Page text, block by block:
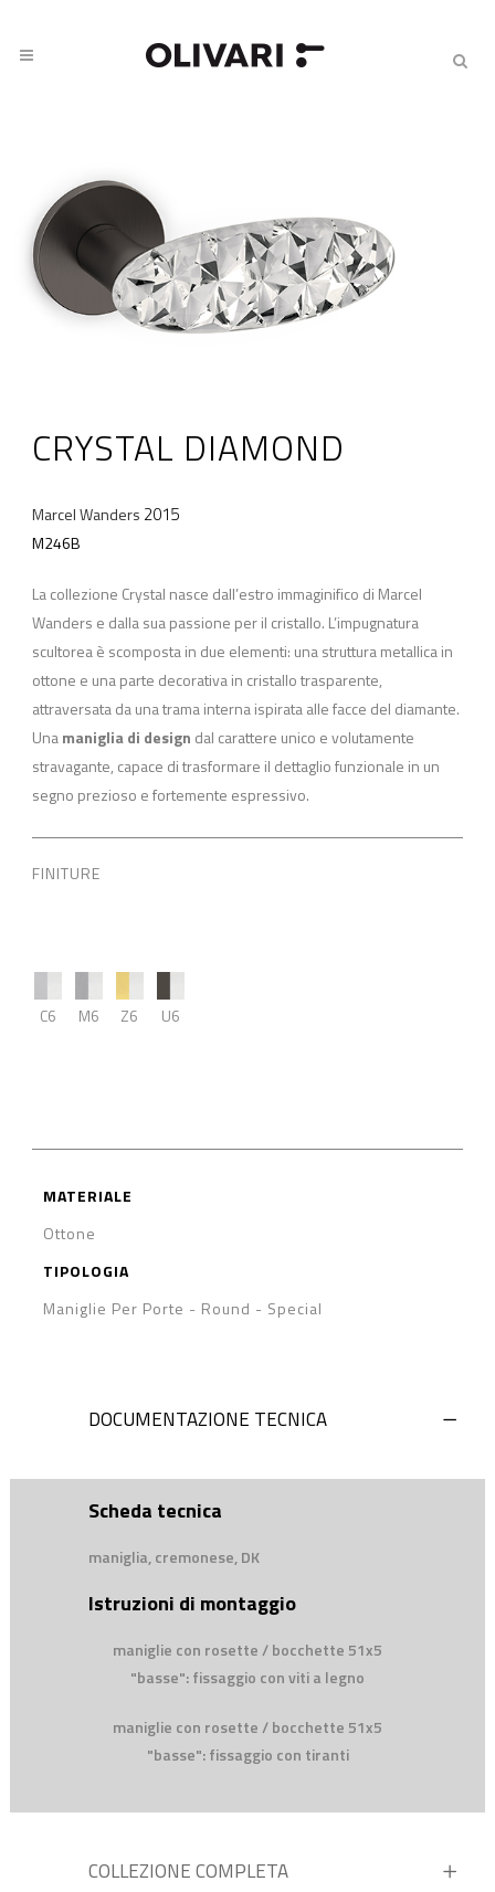
CRYSTAL DIAMOND
Marcel Wanders 2015
M246B
La collezione Crystal nasce dall’estro immaginifico di Marcel
Wanders e dalla sua passione per il cristallo. L’impugnatura
scultorea è scomposta in due elementi: una struttura metallica in
ottone e una parte decorativa in cristallo trasparente,
attraversata da una trama interna ispirata alle facce del diamante.
Unamaniglia di design dal carattere unico e volutamente
stravagante, capace di trasformare il dettaglio funzionale in un
segno prezioso e fortemente espressivo.
FINITURE
C6 M6 Z6 U6
MATERIALE
Ottone
TIPOLOGIA
Maniglie Per Porte - Round - Special
DOCUMENTAZIONE TECNICA
Scheda tecnica
maniglia, cremonese, DK
Istruzioni di montaggio
maniglie con rosette / bocchette 51x5
"basse": fissaggio con viti a legno
maniglie con rosette / bocchette 51x5
"basse": fissaggio con tiranti
COLLEZIONE COMPLETA